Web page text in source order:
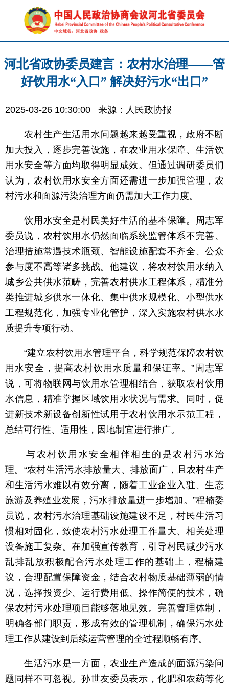
河北省政协委员建言：农村水治理——管
好饮用水“入口” 解决好污水“出口”
2025-03-26 10:30:00 来源：人民政协报
农村生产生活用水问题越来越受重视，政府不断
加大投入，逐步完善设施，在农业用水保障、生活饮
用水安全等方面均取得明显成效。但通过调研委员们
认为，农村饮用水安全方面还需进一步加强管理，农
村污水和面源污染治理方面仍需加大工作力度。
饮用水安全是村民美好生活的基本保障。周志军
委员说，农村饮用水仍然面临系统监管体系不完善、
治理措施常遇技术瓶颈、智能设施配套不齐全、公众
参与度不高等诸多挑战。他建议，将农村饮用水纳入
城乡公共供水范畴，完善农村供水工程体系，精准分
类推进城乡供水一体化、集中供水规模化、小型供水
工程规范化，加强专业化管护，深入实施农村供水水
质提升专项行动。
“建立农村饮用水管理平台，科学规范保障农村饮
用水安全，提高农村饮用水质量和保证率。”周志军
说，可将物联网与饮用水管理相结合，获取农村饮用
水信息，精准掌握区域饮用水状况与需求。同时，促
进新技术新设备创新性试用于农村饮用水示范工程，
总结可行性、适用性，因地制宜进行推广。
与农村饮用水安全相伴相生的是农村污水治
理。“农村生活污水排放量大、排放面广，且农村生产
和生活污水难以有效分离，随着工业企业入驻、生态
旅游及养殖业发展，污水排放量进一步增加。”程楠委
员说，农村污水治理基础设施建设不足，村民生活习
惯相对固化，致使农村污水处理工作量大、相关处理
设备施工复杂。在加强宣传教育，引导村民减少污水
乱排乱放积极配合污水处理工作的基础上，程楠建
议，合理配置保障资金，结合农村物质基础薄弱的情
况，选择投资少、运行费用低、操作简便的技术，确
保农村污水处理项目能够落地见效。完善管理体制，
明确各部门职责，形成有效的管理机制，确保污水处
理工作从建设到后续运营管理的全过程顺畅有序。
生活污水是一方面，农业生产造成的面源污染问
题同样不可忽视。孙世友委员表示，化肥和农药等化